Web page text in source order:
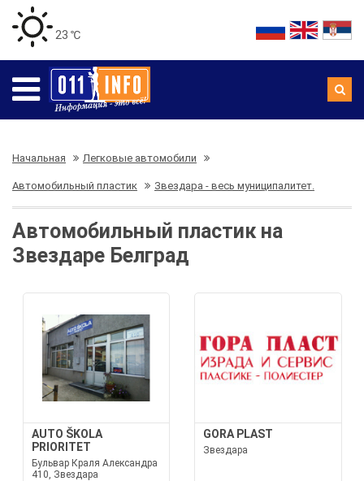
23 ℃
Начальная Легковые автомобили
Автомобильный пластик Звездара - весь муниципалитет.
Автомобильный пластик на
Звездаре Белград
AUTO ŠKOLA
PRIORITET
Бульвар Краля Александра
410, Звездара
GORA PLAST
Звездара